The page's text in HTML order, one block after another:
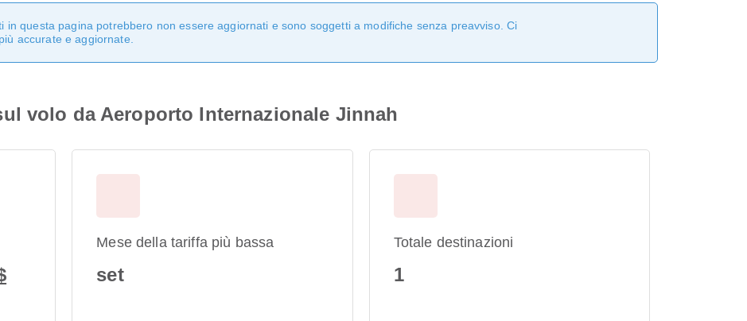
in questa pagina potrebbero non essere aggiornati e sono soggetti a modifiche senza preavviso. Ci
accurate e aggiornate.
volo da Aeroporto Internazionale Jinnah
Mese della tariffa più bassa
set
Totale destinazioni
1